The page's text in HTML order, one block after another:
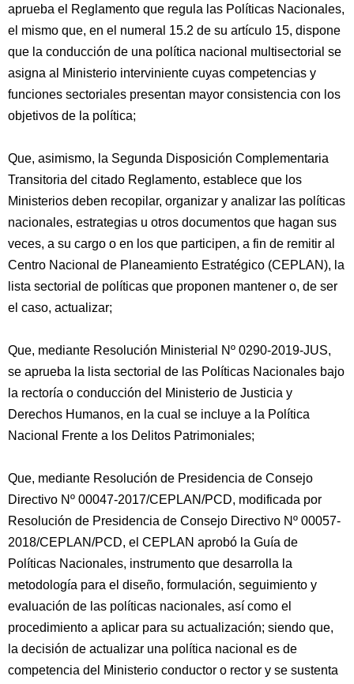
aprueba el Reglamento que regula las Políticas Nacionales,
el mismo que, en el numeral 15.2 de su artículo 15, dispone
que la conducción de una política nacional multisectorial se
asigna al Ministerio interviniente cuyas competencias y
funciones sectoriales presentan mayor consistencia con los
objetivos de la política;
Que, asimismo, la Segunda Disposición Complementaria
Transitoria del citado Reglamento, establece que los
Ministerios deben recopilar, organizar y analizar las políticas
nacionales, estrategias u otros documentos que hagan sus
veces, a su cargo o en los que participen, a fin de remitir al
Centro Nacional de Planeamiento Estratégico (CEPLAN), la
lista sectorial de políticas que proponen mantener o, de ser
el caso, actualizar;
Que, mediante Resolución Ministerial Nº 0290-2019-JUS,
se aprueba la lista sectorial de las Políticas Nacionales bajo
la rectoría o conducción del Ministerio de Justicia y
Derechos Humanos, en la cual se incluye a la Política
Nacional Frente a los Delitos Patrimoniales;
Que, mediante Resolución de Presidencia de Consejo
Directivo Nº 00047-2017/CEPLAN/PCD, modificada por
Resolución de Presidencia de Consejo Directivo Nº 00057-
2018/CEPLAN/PCD, el CEPLAN aprobó la Guía de
Políticas Nacionales, instrumento que desarrolla la
metodología para el diseño, formulación, seguimiento y
evaluación de las políticas nacionales, así como el
procedimiento a aplicar para su actualización; siendo que,
la decisión de actualizar una política nacional es de
competencia del Ministerio conductor o rector y se sustenta